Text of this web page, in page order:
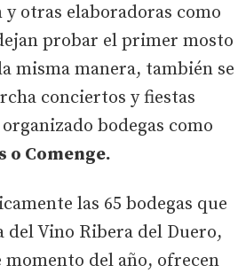
otras elaboradoras como
probar el primer mosto
misma manera, también se
conciertos y fiestas
bodegas como
o Comenge.
las 65 bodegas que
del Vino Ribera del Duero,
momento del año, ofrecen